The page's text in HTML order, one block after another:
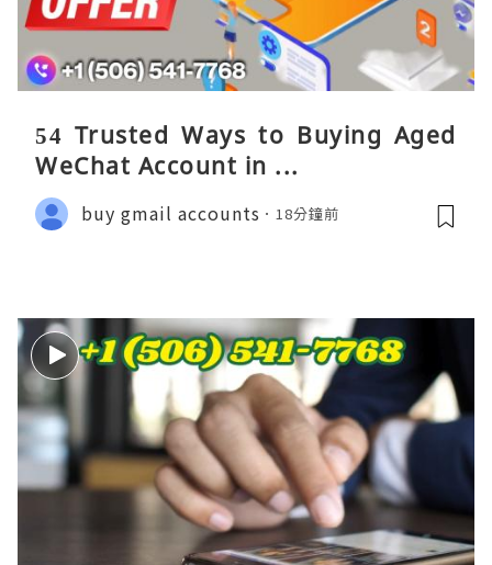
54 Trusted Ways to Buying Aged
WeChat Account in ...
buy gmail accounts 18分鐘前